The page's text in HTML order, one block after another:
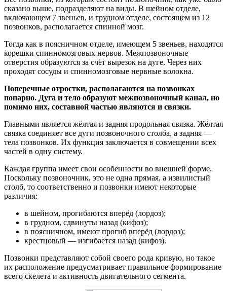
сказано выше, подразделяют на виды. В шейном отделе,
включающем 7 звеньев, и грудном отделе, состоящем из 12
позвонков, располагается спинной мозг.
Тогда как в поясничном отделе, имеющем 5 звеньев, находятся
корешки спинномозговых нервов. Межпозвоночные
отверстия образуются за счёт вырезок на дуге. Через них
проходят сосуды и спинномозговые нервные волокна.
Поперечные отростки, располагаются на позвонках
попарно. Дуга и тело образуют межпозвоночный канал, но
помимо них, составной частью являются и связки.
Главными является жёлтая и задняя продольная связка. Жёлтая
связка соединяет все дуги позвоночного столба, а задняя —
тела позвонков. Их функция заключается в совмещении всех
частей в одну систему.
Каждая группа имеет свои особенности во внешней форме.
Поскольку позвоночник, это не одна прямая, а извилистый
столб, то соответственно и позвонки имеют некоторые
различия:
в шейном, прогибаются вперёд (лордоз);
в грудном, сдвинуты назад (кифоз);
в поясничном, имеют прогиб вперёд (лордоз);
крестцовый — изгибается назад (кифоз).
Позвонки представляют собой своего рода кривую, но такое
их расположение предусматривает правильное формирование
всего скелета и активность двигательного сегмента.